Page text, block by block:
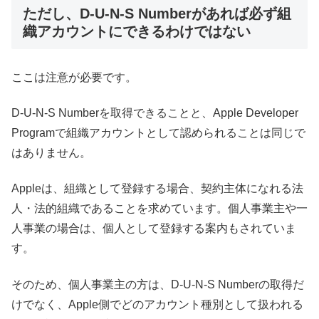
ただし、D-U-N-S Numberがあれば必ず組
織アカウントにできるわけではない
ここは注意が必要です。
D-U-N-S Numberを取得できることと、Apple Developer
Programで組織アカウントとして認められることは同じで
はありません。
Appleは、組織として登録する場合、契約主体になれる法
人・法的組織であることを求めています。個人事業主や一
人事業の場合は、個人として登録する案内もされていま
す。
そのため、個人事業主の方は、D-U-N-S Numberの取得だ
けでなく、Apple側でどのアカウント種別として扱われる